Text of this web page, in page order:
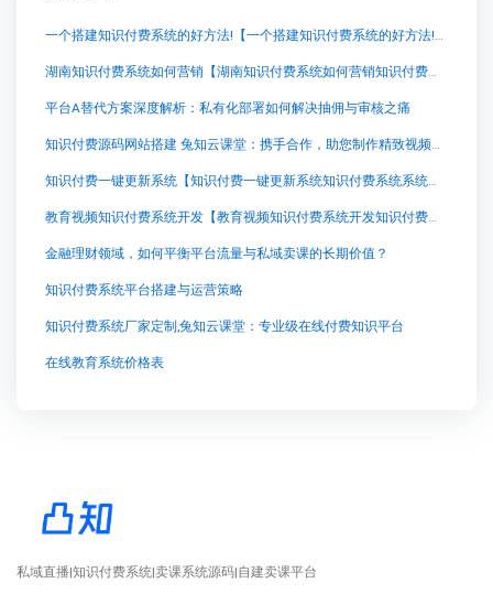
一个搭建知识付费系统的好方法!【一个搭建知识付费系统的好方法!知识付费系统系统怎么制作，知识付费系统搭建使用教程】
湖南知识付费系统如何营销【湖南知识付费系统如何营销知识付费系统系统怎么制作，知识付费系统搭建使用教程】
平台A替代方案深度解析：私有化部署如何解决抽佣与审核之痛
知识付费源码网站搭建 兔知云课堂：携手合作，助您制作精致视频教育平台
知识付费一键更新系统【知识付费一键更新系统知识付费系统系统怎么制作，知识付费系统搭建使用教程】
教育视频知识付费系统开发【教育视频知识付费系统开发知识付费系统系统怎么制作，知识付费系统搭建使用教程】
金融理财领域，如何平衡平台流量与私域卖课的长期价值？
知识付费系统平台搭建与运营策略
知识付费系统厂家定制,兔知云课堂：专业级在线付费知识平台
在线教育系统价格表
私域直播|知识付费系统|卖课系统源码|自建卖课平台